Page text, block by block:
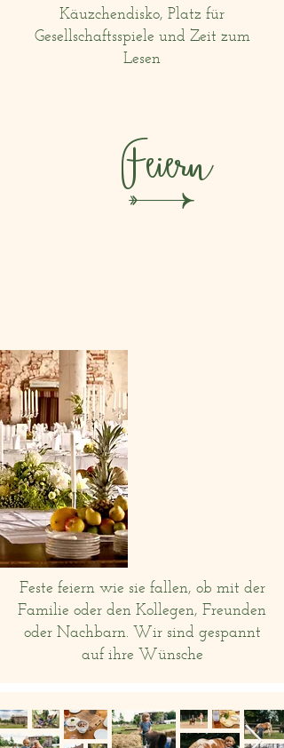
Käuzchendisko, Platz für
Gesellschaftsspiele und Zeit zum
Lesen
u
Feiern
Feste feiern wie sie fallen, ob mit der
Familie oder den Kollegen, Freunden
oder Nachbarn. Wir sind gespannt
auf ihre Wünsche